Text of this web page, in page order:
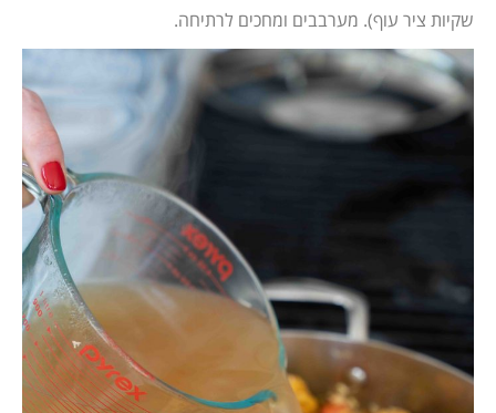
שקיות ציר עוף). מערבבים ומחכים לרתיחה.